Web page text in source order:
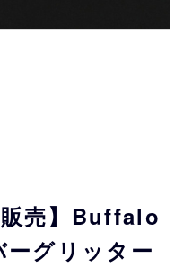
販売】Buffalo
グリッター